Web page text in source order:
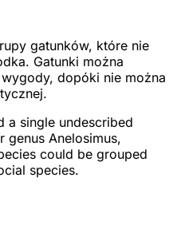
gatunków, które nie
Gatunki można
dopóki nie można
a single undescribed
genus Anelosimus,
could be grouped
species.